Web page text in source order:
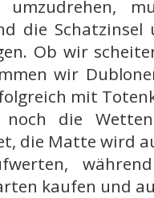
umzudrehen,
die Schatzinsel
Ob wir
wir
mit
noch die
die Matte wird
kaufen und